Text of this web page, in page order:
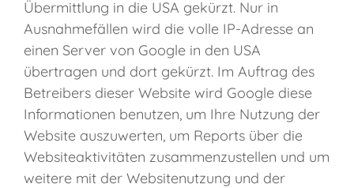
Übermittlung in die USA gekürzt. Nur in
Ausnahmefällen wird die volle IP-Adresse an
einen Server von Google in den USA
übertragen und dort gekürzt. Im Auftrag des
Betreibers dieser Website wird Google diese
Informationen benutzen, um Ihre Nutzung der
Website auszuwerten, um Reports über die
Websiteaktivitäten zusammenzustellen und um
weitere mit der Websitenutzung und der